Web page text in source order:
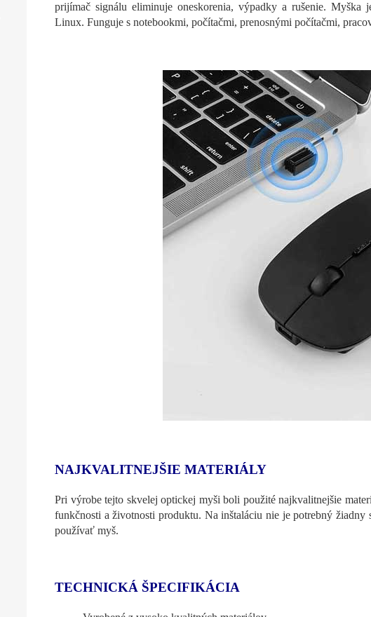
prijímač signálu eliminuje oneskorenia, výpadky a rušenie.
Linux. Funguje s notebookmi, počítačmi, prenosnými počítačmi,
NAJKVALITNEJŠIE MATERIÁLY
Pri výrobe tejto skvelej optickej myši boli použité najkvalitnejšie
funkčnosti a životnosti produktu. Na inštaláciu nie je potrebný
používať myš.
TECHNICKÁ ŠPECIFIKÁCIA